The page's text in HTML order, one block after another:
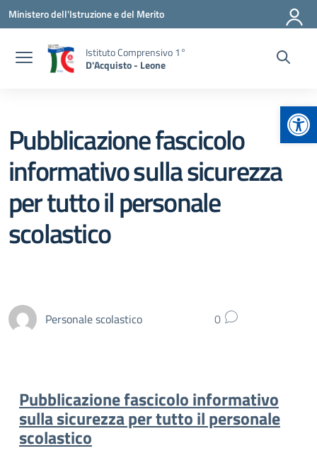
Vai ai contenuti
Vai al menu di navigazione
Vai al footer
Ministero dell'Istruzione e del Merito
Istituto Comprensivo 1°
D'Acquisto - Leone
Pubblicazione fascicolo
informativo sulla sicurezza
per tutto il personale
scolastico
Personale scolastico 0
Pubblicazione fascicolo informativo
sulla sicurezza per tutto il personale
scolastico